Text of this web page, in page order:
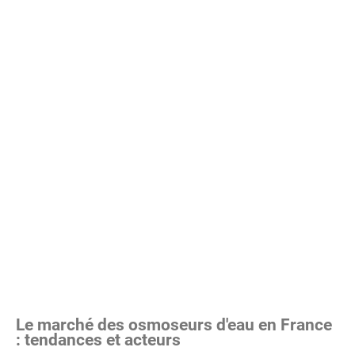
Le marché des osmoseurs d'eau en France
: tendances et acteurs